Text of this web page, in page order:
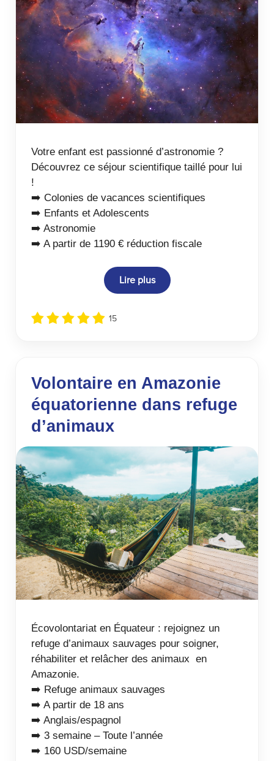
Votre enfant est passionné d’astronomie ?
Découvrez ce séjour scientifique taillé pour lui
!
➡️ Colonies de vacances scientifiques
➡️ Enfants et Adolescents
➡️ Astronomie
➡️ A partir de 1190 € réduction fiscale
Lire plus
15
Volontaire en Amazonie
équatorienne dans refuge
d’animaux
Écovolontariat en Équateur : rejoignez un
refuge d’animaux sauvages pour soigner,
réhabiliter et relâcher des animaux en
Amazonie.
➡️ Refuge animaux sauvages
➡️ A partir de 18 ans
➡️ Anglais/espagnol
➡️ 3 semaine – Toute l’année
➡️ 160 USD/semaine